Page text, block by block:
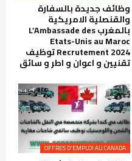
وظائف جديدة بالسفارة
والقنصلية الامريكية
بالمغرب L’Ambassade des
Etats-Unis au Maroc
Recrutement 2024 توظيف
تقنيين و اعوان و اطر و سائق
OFFRES D'EMPLOI AU CANADA